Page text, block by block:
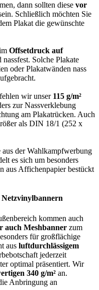
dann sollten diese vor
Schließlich möchten Sie
Plakat die gewünschte
Offsetdruck auf
Solche Plakate
oder Plakatwänden nass
wir unser 115 g/m²
zur Nassverklebung
am Plakatrücken. Auch
als DIN 18/1 (252 x
der Wahlkampfwerbung
es sich um besonders
aus Affichenpapier bestückt
Netzvinylbannern
kommen auch
auch Meshbanner zum
für großflächige
aus luftdurchlässigem
jederzeit
optimal präsentiert. Wir
340 g/m² an.
Anbringung an